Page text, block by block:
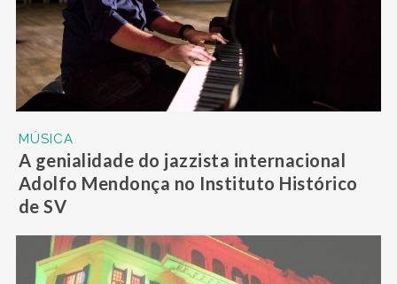
MÚSICA
A genialidade do jazzista internacional
Adolfo Mendonça no Instituto Histórico
de SV